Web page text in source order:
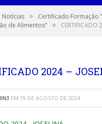
Notícias »
Certificado Formação
de Alimentos"
» CERTIFICADO
2024 –
EM 19 DE AGOSTO DE 2024